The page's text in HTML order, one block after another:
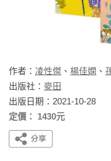
作者： 凌性傑 、 楊佳嫻 、
出版社： 麥田
出版日期：2021-10-28
定價： 1430元